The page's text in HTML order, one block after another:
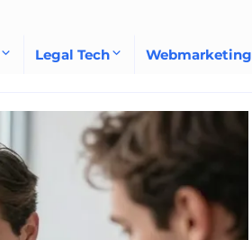
Legal Tech Webmarketing